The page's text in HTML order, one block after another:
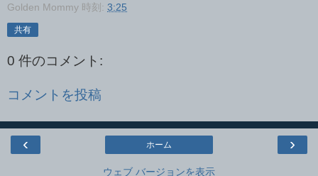
Golden Mommy 時刻: 3:25
共有
0 件のコメント:
コメントを投稿
‹ ›
ホーム
ウェブ バージョンを表示